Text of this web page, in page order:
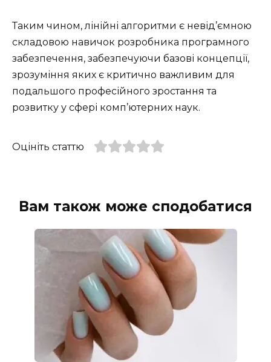
Таким чином, лінійні алгоритми є невід’ємною
складовою навичок розробника програмного
забезпечення, забезпечуючи базові концепції,
зрозуміння яких є критично важливим для
подальшого професійного зростання та
розвитку у сфері комп’ютерних наук.
Оцініть статтю
Вам також може сподобатися